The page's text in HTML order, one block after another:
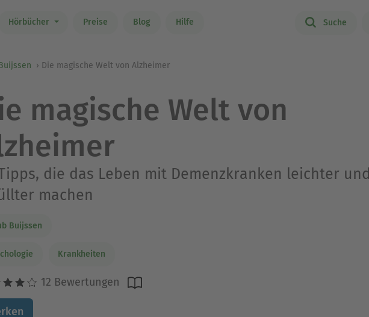
Hörbücher Preise Blog Hilfe Suche
Die magische Welt von Alzheimer
magische Welt von
die das Leben mit Demenzkranken leichter und
machen
Buijssen
Krankheiten
12 Bewertungen